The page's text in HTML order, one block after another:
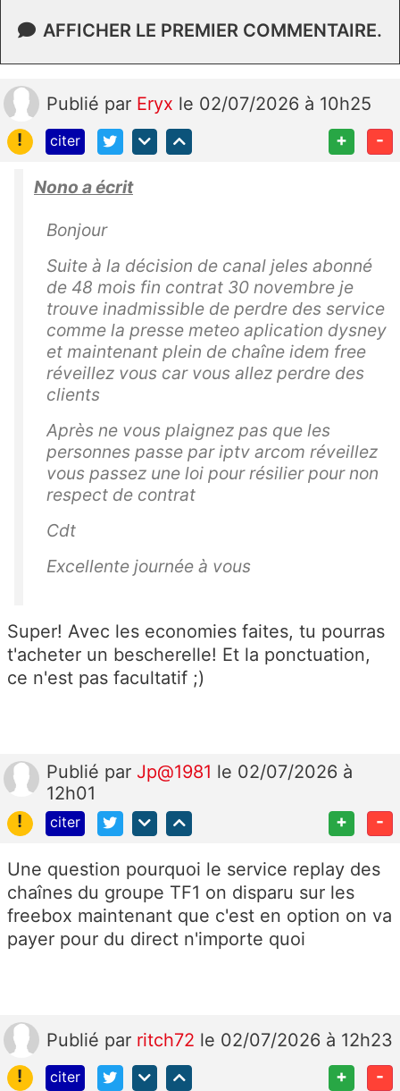
AFFICHER LE PREMIER COMMENTAIRE.
Publié par Eryx le 02/07/2026 à 10h25
!
citer + -
Nono a écrit
Bonjour
Suite à la décision de canal jeles abonné
de 48 mois fin contrat 30 novembre je
trouve inadmissible de perdre des service
comme la presse meteo aplication dysney
et maintenant plein de chaîne idem free
réveillez vous car vous allez perdre des
clients
Après ne vous plaignez pas que les
personnes passe par iptv arcom réveillez
vous passez une loi pour résilier pour non
respect de contrat
Cdt
Excellente journée à vous
Super! Avec les economies faites, tu pourras
t'acheter un bescherelle! Et la ponctuation,
ce n'est pas facultatif ;)
Publié par Jp@1981 le 02/07/2026 à
12h01
!
citer + -
Une question pourquoi le service replay des
chaînes du groupe TF1 on disparu sur les
freebox maintenant que c'est en option on va
payer pour du direct n'importe quoi
Publié par ritch72 le 02/07/2026 à 12h23
!
citer + -